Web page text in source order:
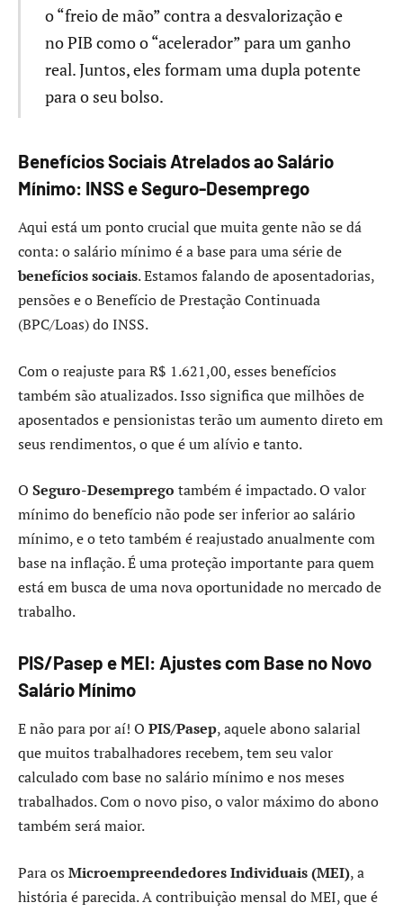
o “freio de mão” contra a desvalorização e
no PIB como o “acelerador” para um ganho
real. Juntos, eles formam uma dupla potente
para o seu bolso.
Benefícios Sociais Atrelados ao Salário
Mínimo: INSS e Seguro-Desemprego
Aqui está um ponto crucial que muita gente não se dá
conta: o salário mínimo é a base para uma série de
benefícios sociais. Estamos falando de aposentadorias,
pensões e o Benefício de Prestação Continuada
(BPC/Loas) do INSS.
Com o reajuste para R$ 1.621,00, esses benefícios
também são atualizados. Isso significa que milhões de
aposentados e pensionistas terão um aumento direto em
seus rendimentos, o que é um alívio e tanto.
O Seguro-Desemprego também é impactado. O valor
mínimo do benefício não pode ser inferior ao salário
mínimo, e o teto também é reajustado anualmente com
base na inflação. É uma proteção importante para quem
está em busca de uma nova oportunidade no mercado de
trabalho.
PIS/Pasep e MEI: Ajustes com Base no Novo
Salário Mínimo
E não para por aí! O PIS/Pasep, aquele abono salarial
que muitos trabalhadores recebem, tem seu valor
calculado com base no salário mínimo e nos meses
trabalhados. Com o novo piso, o valor máximo do abono
também será maior.
Para os Microempreendedores Individuais (MEI), a
história é parecida. A contribuição mensal do MEI, que é